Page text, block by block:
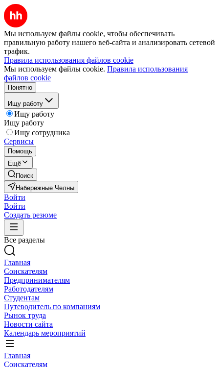
Мы используем файлы cookie, чтобы обеспечивать
правильную работу нашего веб-сайта и анализировать сетевой
трафик.
Правила использования файлов cookie
Мы используем файлы cookie. Правила использования
файлов cookie
Понятно
Ищу работу
Ищу работу
Ищу работу
Ищу сотрудника
Сервисы
Помощь
Ещё
Поиск
Набережные Челны
Войти
Войти
Создать резюме
Все разделы
Главная
Соискателям
Предпринимателям
Работодателям
Студентам
Путеводитель по компаниям
Рынок труда
Новости сайта
Календарь мероприятий
Главная
Соискателям